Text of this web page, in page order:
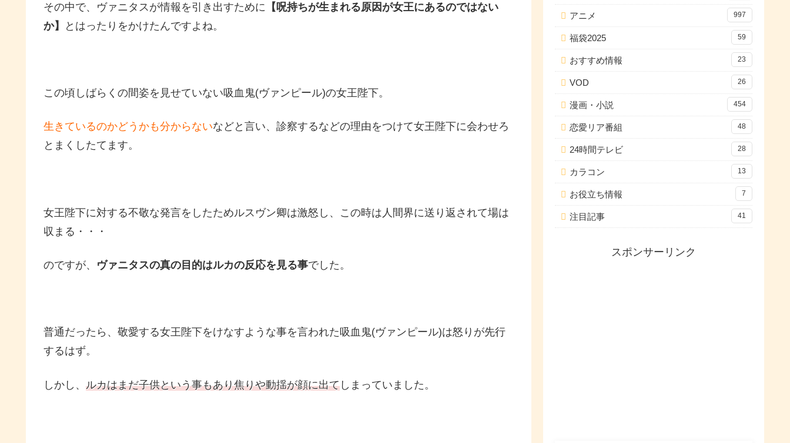
その中で、ヴァニタスが情報を引き出すために 【呪持ちが生まれる原因が女王にあるのではない
か】
とはったりをかけたんですよね。
この頃しばらくの間姿を見せていない吸血鬼(ヴァンピール)の女王陛下。
生きているのかどうかも分からないなどと言い、診察するなどの理由をつけて女王陛下に会わせろ
とまくしたてます。
女王陛下に対する不敬な発言をしたためルスヴン卿は激怒し、この時は人間界に送り返されて場は
収まる・・・
のですが、 ヴァニタスの真の目的はルカの反応を見る事でした。
普通だったら、敬愛する女王陛下をけなすような事を言われた吸血鬼(ヴァンピール)は怒りが先行
するはず。
しかし、 ルカはまだ子供という事もあり焦りや動揺が顔に出て しまっていました。
アニメ 997
福袋2025 59
おすすめ情報 23
VOD 26
漫画・小説 454
恋愛リア番組 48
24時間テレビ 28
カラコン 13
お役立ち情報 7
注目記事 41
スポンサーリンク